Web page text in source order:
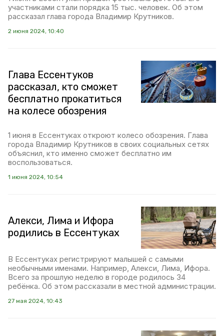
участниками стали порядка 15 тыс. человек. Об этом
рассказал глава города Владимир Крутников.
2 июня 2024, 10:40
Глава Ессентуков
рассказал, кто сможет
бесплатно прокатиться
на колесе обозрения
1 июня в Ессентуках откроют колесо обозрения. Глава
города Владимир Крутников в своих социальных сетях
объяснил, кто именно сможет бесплатно им
воспользоваться.
1 июня 2024, 10:54
Алекси, Лима и Ифора
родились в Ессентуках
В Ессентуках регистрируют малышей с самыми
необычными именами. Например, Алекси, Лима, Ифора.
Всего за прошлую неделю в городе родилось 34
ребёнка. Об этом рассказали в местной администрации.
27 мая 2024, 10:43